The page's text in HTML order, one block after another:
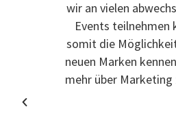
wir an vielen
Events teilnehmen
somit die
neuen Marken
mehr über Marketing